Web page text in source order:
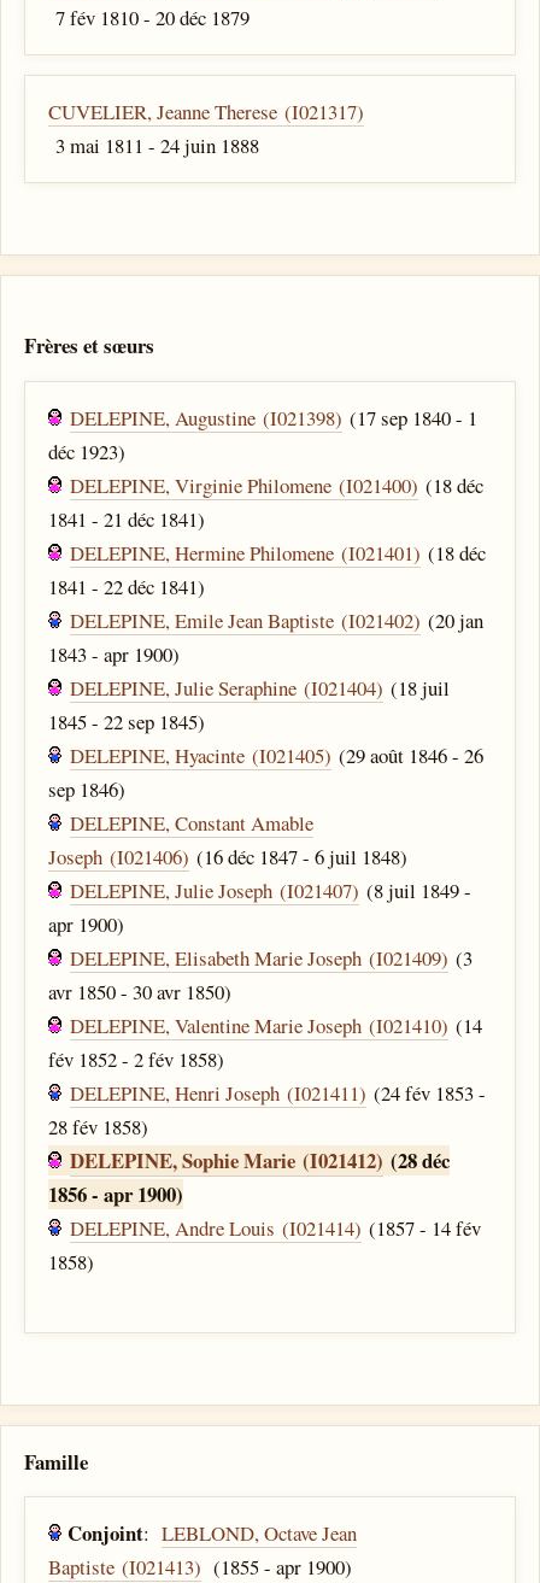
7 fév 1810 - 20 déc 1879
CUVELIER, Jeanne Therese (I021317)
3 mai 1811 - 24 juin 1888
Frères et sœurs
DELEPINE, Augustine (I021398) (17 sep 1840 - 1
déc 1923)
DELEPINE, Virginie Philomene (I021400) (18 déc
1841 - 21 déc 1841)
DELEPINE, Hermine Philomene (I021401) (18 déc
1841 - 22 déc 1841)
DELEPINE, Emile Jean Baptiste (I021402) (20 jan
1843 - apr 1900)
DELEPINE, Julie Seraphine (I021404) (18 juil
1845 - 22 sep 1845)
DELEPINE, Hyacinte (I021405) (29 août 1846 - 26
sep 1846)
DELEPINE, Constant Amable
Joseph (I021406) (16 déc 1847 - 6 juil 1848)
DELEPINE, Julie Joseph (I021407) (8 juil 1849 -
apr 1900)
DELEPINE, Elisabeth Marie Joseph (I021409) (3
avr 1850 - 30 avr 1850)
DELEPINE, Valentine Marie Joseph (I021410) (14
fév 1852 - 2 fév 1858)
DELEPINE, Henri Joseph (I021411) (24 fév 1853 -
28 fév 1858)
DELEPINE, Sophie Marie (I021412) (28 déc
1856 - apr 1900)
DELEPINE, Andre Louis (I021414) (1857 - 14 fév
1858)
Famille
Conjoint:LEBLOND, Octave Jean
Baptiste (I021413) (1855 - apr 1900)